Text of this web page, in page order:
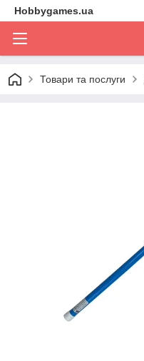
Hobbygames.ua
Товари та послуги